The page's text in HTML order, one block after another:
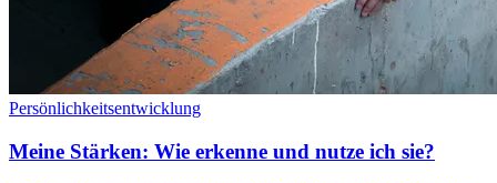
Persönlichkeitsentwicklung
Meine Stärken: Wie erkenne und nutze ich sie?